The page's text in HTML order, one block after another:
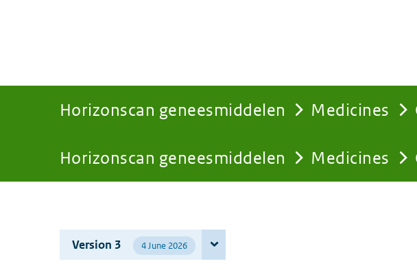
Horizonscan geneesmiddelen Medicines
You
here:
Horizonscan geneesmiddelen Medicines
Version 3 4 June 2026